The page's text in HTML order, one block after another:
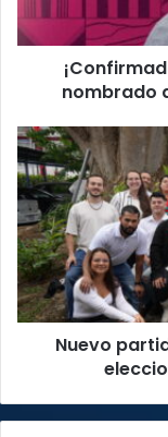
técnico
del
Saprissa
nombrado
Nuevo
partido
ADN
inicia
camino
hacia
las
elecciones
nacionales
Nuevo